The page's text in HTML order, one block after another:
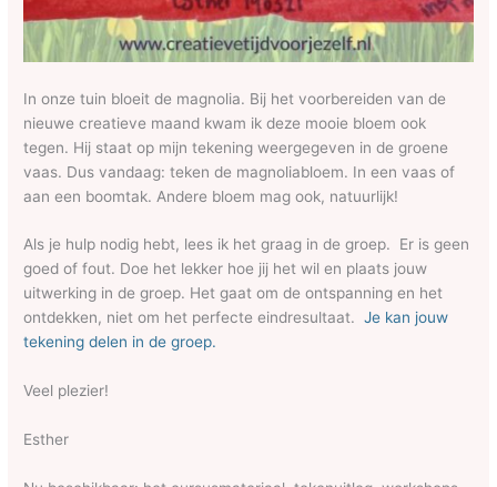
In onze tuin bloeit de magnolia. Bij het voorbereiden van de
nieuwe creatieve maand kwam ik deze mooie bloem ook
tegen. Hij staat op mijn tekening weergegeven in de groene
vaas. Dus vandaag: teken de magnoliabloem. In een vaas of
aan een boomtak. Andere bloem mag ook, natuurlijk!
Als je hulp nodig hebt, lees ik het graag in de groep. Er is geen
goed of fout. Doe het lekker hoe jij het wil en plaats jouw
uitwerking in de groep. Het gaat om de ontspanning en het
ontdekken, niet om het perfecte eindresultaat. Je kan jouw
tekening delen in de groep.
Veel plezier!
Esther